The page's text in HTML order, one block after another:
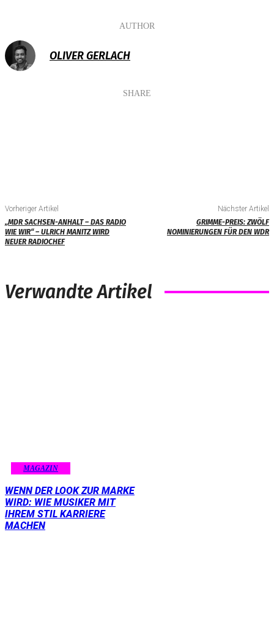
AUTHOR
OLIVER GERLACH
SHARE
Vorheriger Artikel
„MDR SACHSEN-ANHALT – DAS RADIO
WIE WIR“ – ULRICH MANITZ WIRD
NEUER RADIOCHEF
Nächster Artikel
GRIMME-PREIS: ZWÖLF
NOMINIERUNGEN FÜR DEN WDR
Verwandte Artikel
MAGAZIN
WENN DER LOOK ZUR MARKE
WIRD: WIE MUSIKER MIT
IHREM STIL KARRIERE
MACHEN